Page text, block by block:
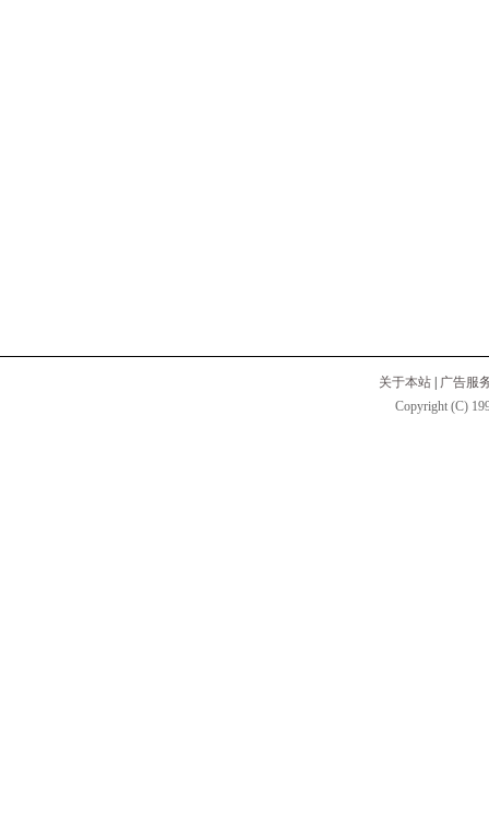
关于本站
广告服
Copyright (C)